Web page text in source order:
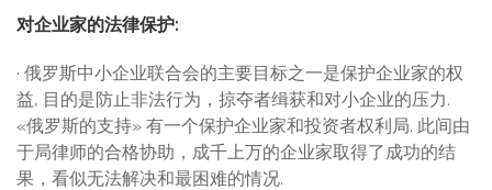
对企业家的法律保护:
· 俄罗斯中小企业联合会的主要目标之一是保护企业家的权
益, 目的是防止非法行为，掠夺者缉获和对小企业的压力.
«俄罗斯的支持» 有一个保护企业家和投资者权利局. 此间由
于局律师的合格协助，成千上万的企业家取得了成功的结
果，看似无法解决和最困难的情况.